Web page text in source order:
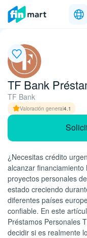
TF Bank
TF Bank
Valoración general4.1
¿Necesitas crédito
alcanzar
proyectos personales
estado creciendo
diferentes países
confiable. En este
Préstamos Personales
decidir si es realmente